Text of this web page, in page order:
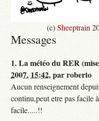
(c)Sheeptrain
Messages
1.La météo du RER
2007, 15:42,parroberto
Aucun renseignement
continu,peut etre pas facile
facile.....!!